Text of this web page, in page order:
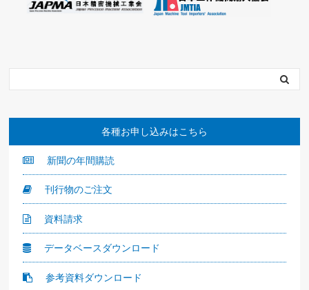
各種お申し込みはこちら
新聞の年間購読
刊行物のご注文
資料請求
データベースダウンロード
参考資料ダウンロード